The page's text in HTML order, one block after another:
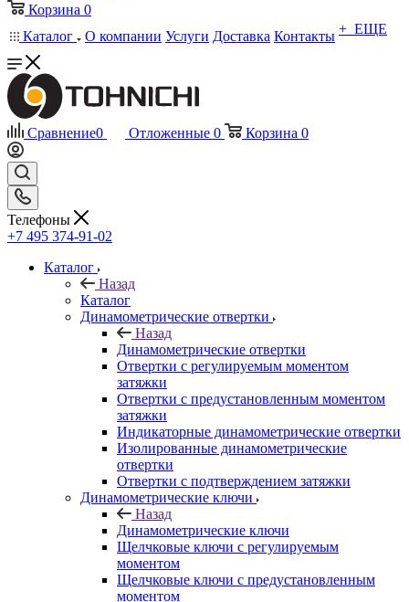
Корзина 0
Каталог
О компании Услуги Доставка Контакты + ЕЩЕ
Сравнение0 Отложенные 0 Корзина 0
Телефоны
+7 495 374-91-02
Каталог
Назад
Каталог
Динамометрические отвертки
Назад
Динамометрические отвертки
Отвертки с регулируемым моментом
затяжки
Отвертки с предустановленным моментом
затяжки
Индикаторные динамометрические отвертки
Изолированные динамометрические
отвертки
Отвертки с подтверждением затяжки
Динамометрические ключи
Назад
Динамометрические ключи
Щелчковые ключи с регулируемым
моментом
Щелчковые ключи с предустановленным
моментом